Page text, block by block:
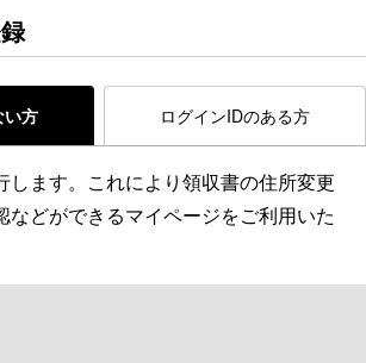
い方 ログインIDのある方
します。これにより領収書の住所変更
などができるマイページをご利用いた